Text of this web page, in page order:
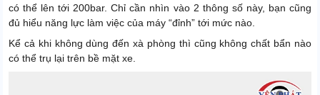
có thể lên tới 200bar. Chỉ cần nhìn vào 2 thông số này, bạn cũng
đủ hiểu năng lực làm việc của máy “đỉnh” tới mức nào.
Kể cả khi không dùng đến xà phòng thì cũng không chất bẩn nào
có thể trụ lại trên bề mặt xe.